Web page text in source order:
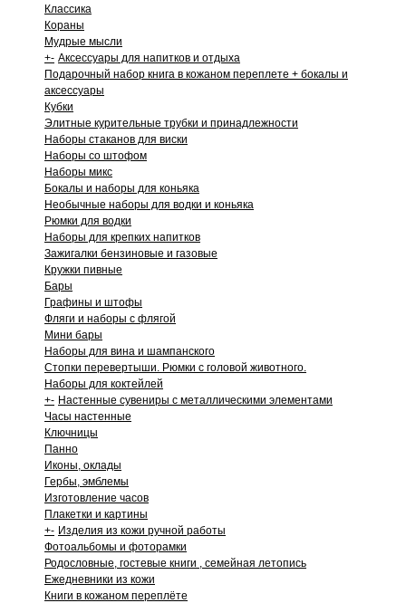
Классика
Кораны
Мудрые мысли
+- Аксессуары для напитков и отдыха
Подарочный набор книга в кожаном переплете + бокалы и
аксессуары
Кубки
Элитные курительные трубки и принадлежности
Наборы стаканов для виски
Наборы со штофом
Наборы микс
Бокалы и наборы для коньяка
Необычные наборы для водки и коньяка
Рюмки для водки
Наборы для крепких напитков
Зажигалки бензиновые и газовые
Кружки пивные
Бары
Графины и штофы
Фляги и наборы с флягой
Мини бары
Наборы для вина и шампанского
Стопки перевертыши. Рюмки с головой животного.
Наборы для коктейлей
+- Настенные сувениры с металлическими элементами
Часы настенные
Ключницы
Панно
Иконы, оклады
Гербы, эмблемы
Изготовление часов
Плакетки и картины
+- Изделия из кожи ручной работы
Фотоальбомы и фоторамки
Родословные, гостевые книги , семейная летопись
Ежедневники из кожи
Книги в кожаном переплёте